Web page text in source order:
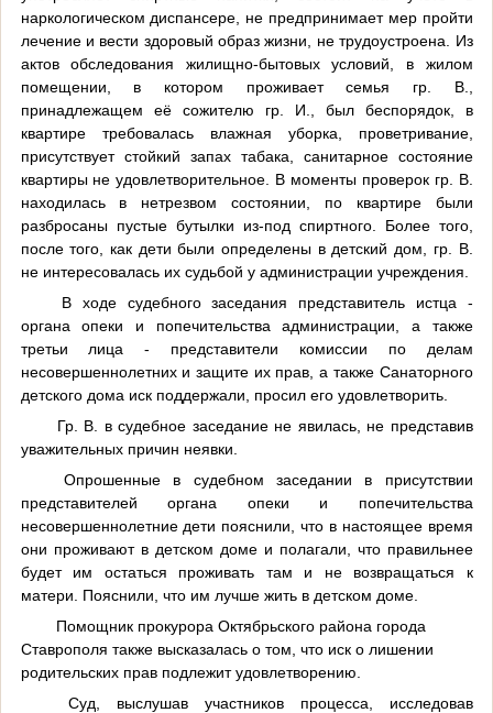
наркологическом диспансере, не предпринимает мер пройти
лечение и вести здоровый образ жизни, не трудоустроена. Из
актов обследования жилищно-бытовых условий, в жилом
помещении, в котором проживает семья гр. В.,
принадлежащем её сожителю гр. И., был беспорядок, в
квартире требовалась влажная уборка, проветривание,
присутствует стойкий запах табака, санитарное состояние
квартиры не удовлетворительное. В моменты проверок гр. В.
находилась в нетрезвом состоянии, по квартире были
разбросаны пустые бутылки из-под спиртного. Более того,
после того, как дети были определены в детский дом, гр. В.
не интересовалась их судьбой у администрации учреждения.
В ходе судебного заседания представитель истца -
органа опеки и попечительства администрации, а также
третьи лица - представители комиссии по делам
несовершеннолетних и защите их прав, а также Санаторного
детского дома иск поддержали, просил его удовлетворить.
Гр. В. в судебное заседание не явилась, не представив
уважительных причин неявки.
Опрошенные в судебном заседании в присутствии
представителей органа опеки и попечительства
несовершеннолетние дети пояснили, что в настоящее время
они проживают в детском доме и полагали, что правильнее
будет им остаться проживать там и не возвращаться к
матери. Пояснили, что им лучше жить в детском доме.
Помощник прокурора Октябрьского района города
Ставрополя также высказалась о том, что иск о лишении
родительских прав подлежит удовлетворению.
Суд, выслушав участников процесса, исследовав